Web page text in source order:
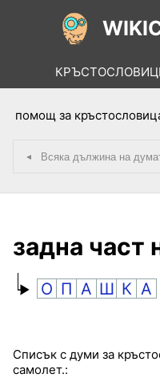
помощ за
◂
задна част
О П А Ш К А
Списък с думи за
самолет.: